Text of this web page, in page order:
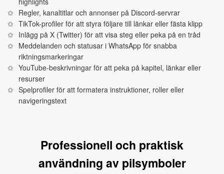
Regler, kanaltitlar och annonser på Discord-servrar
TikTok-profiler för att styra följare till länkar eller fästa klipp
Inlägg på X (Twitter) för att visa steg eller peka på en tråd
Meddelanden och statusar i WhatsApp för snabba
riktningsmarkeringar
YouTube-beskrivningar för att peka på kapitel, länkar eller
resurser
Spelprofiler för att formatera instruktioner, roller eller
navigeringstext
Professionell och praktisk
användning av pilsymboler